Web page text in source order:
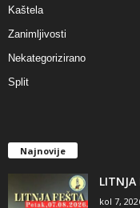
Kaštela
Zanimljivosti
Nekategorizirano
Split
Najnovije
kol 7,